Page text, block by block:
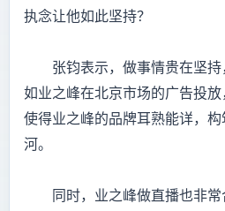
执念让他如此坚持？
张钧表示，做事情贵在坚持
如业之峰在北京市场的广告投放
使得业之峰的品牌耳熟能详，
河。
同时，业之峰做直播也非常